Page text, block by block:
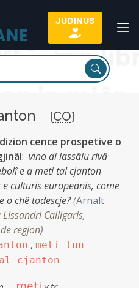
JUDINUS
[CO]
cence prospetive o
: vino di lassâlu rivâ
e a meti tal cjanton
culturis europeanis, come
o chê todescje?(Arnalt
Calligaris,
regjon)
, meti tun
cjanton